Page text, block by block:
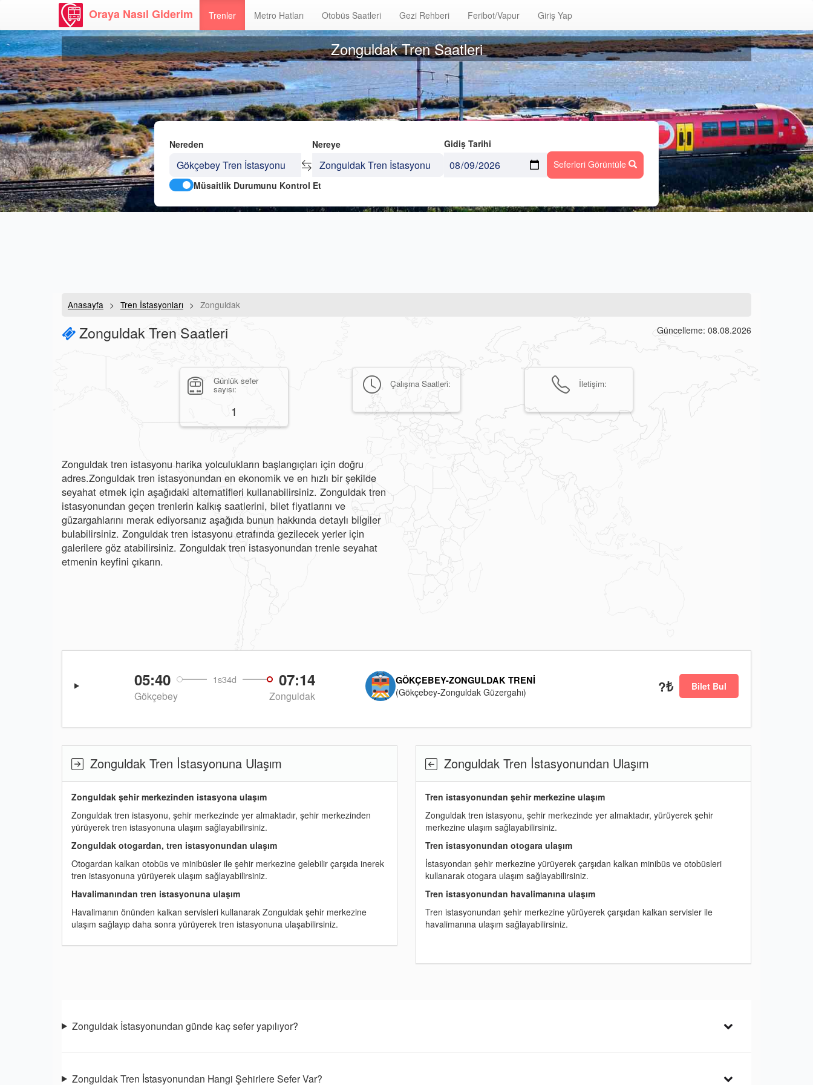
Oraya Nasıl Giderim Trenler Metro Hatları Otobüs Saatleri Gezi Rehberi Feribot/Vapur Giriş Yap
Zonguldak Tren Saatleri
Nereden Nereye
Gidiş Tarihi
Seferleri Görüntüle
Müsaitlik Durumunu Kontrol Et
Anasayfa Tren İstasyonları Zonguldak
Zonguldak Tren Saatleri Güncelleme: 08.08.2026
Günlük sefer
sayısı:
1
Çalışma Saatleri: İletişim:
Zonguldak tren istasyonu harika yolculukların başlangıçları için doğru
adres.Zonguldak tren istasyonundan en ekonomik ve en hızlı bir şekilde
seyahat etmek için aşağıdaki alternatifleri kullanabilirsiniz. Zonguldak tren
istasyonundan geçen trenlerin kalkış saatlerini, bilet fiyatlarını ve
güzargahlarını merak ediyorsanız aşağıda bunun hakkında detaylı bilgiler
bulabilirsiniz. Zonguldak tren istasyonu etrafında gezilecek yerler için
galerilere göz atabilirsiniz. Zonguldak tren istasyonundan trenle seyahat
etmenin keyfini çıkarın.
05:40 1s34d 07:14
Gökçebey Zonguldak
GÖKÇEBEY-ZONGULDAK TRENI
(Gökçebey-Zonguldak Güzergahı)
?₺ Bilet Bul
Zonguldak Tren İstasyonuna Ulaşım
Zonguldak şehir merkezinden istasyona ulaşım
Zonguldak tren istasyonu, şehir merkezinde yer almaktadır, şehir merkezinden
yürüyerek tren istasyonuna ulaşım sağlayabilirsiniz.
Zonguldak otogardan, tren istasyonundan ulaşım
Otogardan kalkan otobüs ve minibüsler ile şehir merkezine gelebilir çarşıda inerek
tren istasyonuna yürüyerek ulaşım sağlayabilirsiniz.
Havalimanından tren istasyonuna ulaşım
Havalimanın önünden kalkan servisleri kullanarak Zonguldak şehir merkezine
ulaşım sağlayıp daha sonra yürüyerek tren istasyonuna ulaşabilirsiniz.
Zonguldak Tren İstasyonundan Ulaşım
Tren istasyonundan şehir merkezine ulaşım
Zonguldak tren istasyonu, şehir merkezinde yer almaktadır, yürüyerek şehir
merkezine ulaşım sağlayabilirsiniz.
Tren istasyonundan otogara ulaşım
İstasyondan şehir merkezine yürüyerek çarşıdan kalkan minibüs ve otobüsleri
kullanarak otogara ulaşım sağlayabilirsiniz.
Tren istasyonundan havalimanına ulaşım
Tren istasyonundan şehir merkezine yürüyerek çarşıdan kalkan servisler ile
havalimanına ulaşım sağlayabilirsiniz.
Zonguldak İstasyonundan günde kaç sefer yapılıyor?
Zonguldak Tren İstasyonundan Hangi Şehirlere Sefer Var?